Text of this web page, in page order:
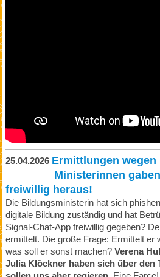
25.04.2026 Ermittlungen wegen
Ministerinnen gaben
freiwillig heraus!
Die Bildungsministerin hat sich
digitale Bildung zuständig und hat
Signal-Chat-App freiwillig gegeben?
ermittelt. Die große Frage: Ermittelt er
was soll er sonst machen? Verena
Julia Klöckner haben sich über den